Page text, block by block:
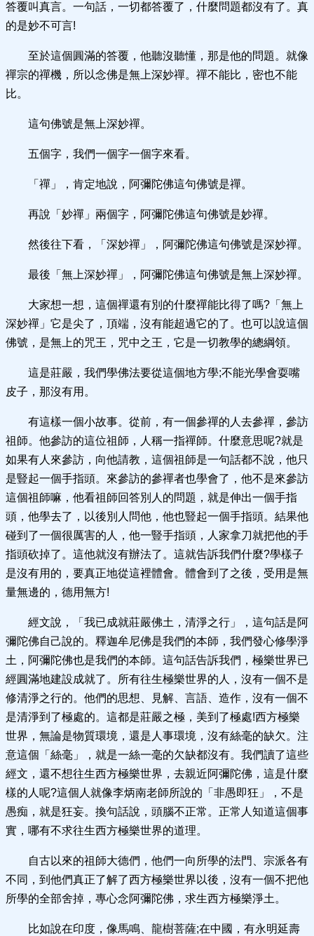
答覆叫真言。一句話，一切都答覆了，什麼問題都沒有了。真
的是妙不可言!
至於這個圓滿的答覆，他聽沒聽懂，那是他的問題。就像
禪宗的禪機，所以念佛是無上深妙禪。禪不能比，密也不能
比。
這句佛號是無上深妙禪。
五個字，我們一個字一個字來看。
「禪」，肯定地說，阿彌陀佛這句佛號是禪。
再說「妙禪」兩個字，阿彌陀佛這句佛號是妙禪。
然後往下看，「深妙禪」，阿彌陀佛這句佛號是深妙禪。
最後「無上深妙禪」，阿彌陀佛這句佛號是無上深妙禪。
大家想一想，這個禪還有別的什麼禪能比得了嗎?「無上
深妙禪」它是尖了，頂端，沒有能超過它的了。也可以說這個
佛號，是無上的咒王，咒中之王，它是一切教學的總綱領。
這是莊嚴，我們學佛法要從這個地方學;不能光學會耍嘴
皮子，那沒有用。
有這樣一個小故事。從前，有一個參禪的人去參禪，參訪
祖師。他參訪的這位祖師，人稱一指禪師。什麼意思呢?就是
如果有人來參訪，向他請教，這個祖師是一句話都不說，他只
是豎起一個手指頭。來參訪的參禪者也學會了，他不是來參訪
這個祖師嘛，他看祖師回答別人的問題，就是伸出一個手指
頭，他學去了，以後別人問他，他也豎起一個手指頭。結果他
碰到了一個很厲害的人，他一豎手指頭，人家拿刀就把他的手
指頭砍掉了。這他就沒有辦法了。這就告訴我們什麼?學樣子
是沒有用的，要真正地從這裡體會。體會到了之後，受用是無
量無邊的，德用無方!
經文說，「我已成就莊嚴佛土，清淨之行」，這句話是阿
彌陀佛自己說的。釋迦牟尼佛是我們的本師，我們發心修學淨
土，阿彌陀佛也是我們的本師。這句話告訴我們，極樂世界已
經圓滿地建設成就了。所有往生極樂世界的人，沒有一個不是
修清淨之行的。他們的思想、見解、言語、造作，沒有一個不
是清淨到了極處的。這都是莊嚴之極，美到了極處!西方極樂
世界，無論是物質環境，還是人事環境，沒有絲毫的缺欠。注
意這個「絲毫」，就是一絲一毫的欠缺都沒有。我們讀了這些
經文，還不想往生西方極樂世界，去親近阿彌陀佛，這是什麼
樣的人呢?這個人就像李炳南老師所說的「非愚即狂」，不是
愚痴，就是狂妄。換句話說，頭腦不正常。正常人知道這個事
實，哪有不求往生西方極樂世界的道理。
自古以來的祖師大德們，他們一向所學的法門、宗派各有
不同，到他們真正了解了西方極樂世界以後，沒有一個不把他
所學的全部舍掉，專心念阿彌陀佛，求生西方極樂淨土。
比如說在印度，像馬鳴、龍樹菩薩;在中國，有永明延壽